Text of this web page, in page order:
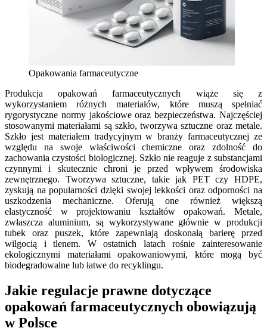
Opakowania farmaceutyczne
Produkcja opakowań farmaceutycznych wiąże się z
wykorzystaniem różnych materiałów, które muszą spełniać
rygorystyczne normy jakościowe oraz bezpieczeństwa. Najczęściej
stosowanymi materiałami są szkło, tworzywa sztuczne oraz metale.
Szkło jest materiałem tradycyjnym w branży farmaceutycznej ze
względu na swoje właściwości chemiczne oraz zdolność do
zachowania czystości biologicznej. Szkło nie reaguje z substancjami
czynnymi i skutecznie chroni je przed wpływem środowiska
zewnętrznego. Tworzywa sztuczne, takie jak PET czy HDPE,
zyskują na popularności dzięki swojej lekkości oraz odporności na
uszkodzenia mechaniczne. Oferują one również większą
elastyczność w projektowaniu kształtów opakowań. Metale,
zwłaszcza aluminium, są wykorzystywane głównie w produkcji
tubek oraz puszek, które zapewniają doskonałą barierę przed
wilgocią i tlenem. W ostatnich latach rośnie zainteresowanie
ekologicznymi materiałami opakowaniowymi, które mogą być
biodegradowalne lub łatwe do recyklingu.
Jakie regulacje prawne dotyczące
opakowań farmaceutycznych obowiązują
w Polsce